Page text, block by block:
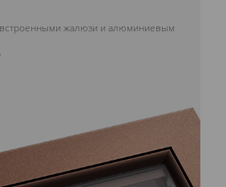
жалюзи и алюминиевым